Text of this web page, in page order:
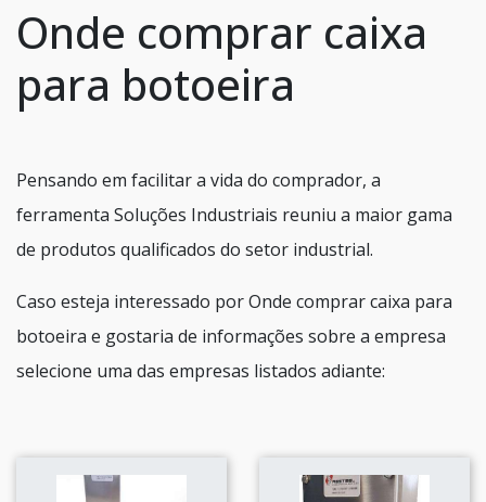
Onde comprar caixa
para botoeira
Pensando em facilitar a vida do comprador, a
ferramenta Soluções Industriais reuniu a maior gama
de produtos qualificados do setor industrial.
Caso esteja interessado por Onde comprar caixa para
botoeira e gostaria de informações sobre a empresa
selecione uma das empresas listados adiante: